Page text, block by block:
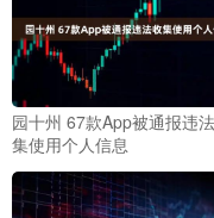
园十州 67款App被通报违
集使用个人信息